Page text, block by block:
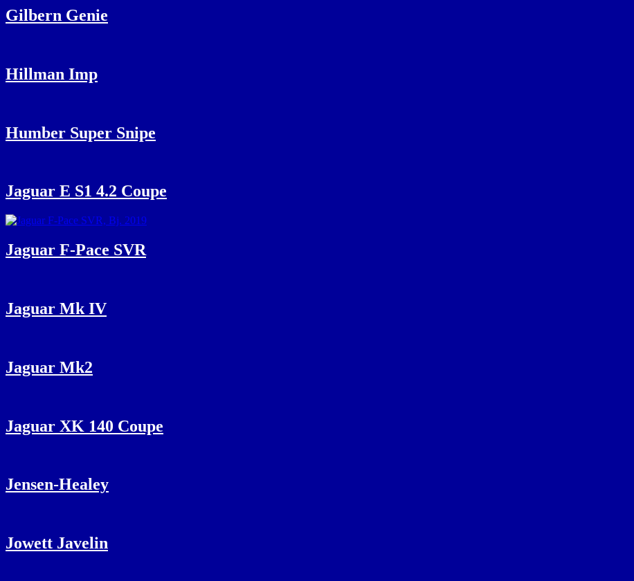
Gilbern Genie
Hillman Imp
Humber Super Snipe
Jaguar E S1 4.2 Coupe
Jaguar F-Pace SVR
Jaguar Mk IV
Jaguar Mk2
Jaguar XK 140 Coupe
Jensen-Healey
Jowett Javelin